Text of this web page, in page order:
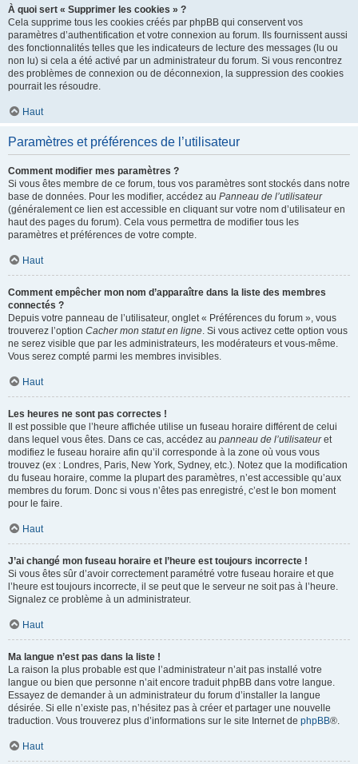
À quoi sert « Supprimer les cookies » ?
Cela supprime tous les cookies créés par phpBB qui conservent vos
paramètres d’authentification et votre connexion au forum. Ils fournissent aussi
des fonctionnalités telles que les indicateurs de lecture des messages (lu ou
non lu) si cela a été activé par un administrateur du forum. Si vous rencontrez
des problèmes de connexion ou de déconnexion, la suppression des cookies
pourrait les résoudre.
Haut
Paramètres et préférences de l’utilisateur
Comment modifier mes paramètres ?
Si vous êtes membre de ce forum, tous vos paramètres sont stockés dans notre
base de données. Pour les modifier, accédez au Panneau de l’utilisateur
(généralement ce lien est accessible en cliquant sur votre nom d’utilisateur en
haut des pages du forum). Cela vous permettra de modifier tous les
paramètres et préférences de votre compte.
Haut
Comment empêcher mon nom d’apparaître dans la liste des membres
connectés ?
Depuis votre panneau de l’utilisateur, onglet « Préférences du forum », vous
trouverez l’option Cacher mon statut en ligne. Si vous activez cette option vous
ne serez visible que par les administrateurs, les modérateurs et vous-même.
Vous serez compté parmi les membres invisibles.
Haut
Les heures ne sont pas correctes !
Il est possible que l’heure affichée utilise un fuseau horaire différent de celui
dans lequel vous êtes. Dans ce cas, accédez au panneau de l’utilisateuret
modifiez le fuseau horaire afin qu’il corresponde à la zone où vous vous
trouvez (ex : Londres, Paris, New York, Sydney, etc.). Notez que la modification
du fuseau horaire, comme la plupart des paramètres, n’est accessible qu’aux
membres du forum. Donc si vous n’êtes pas enregistré, c’est le bon moment
pour le faire.
Haut
J’ai changé mon fuseau horaire et l’heure est toujours incorrecte !
Si vous êtes sûr d’avoir correctement paramétré votre fuseau horaire et que
l’heure est toujours incorrecte, il se peut que le serveur ne soit pas à l’heure.
Signalez ce problème à un administrateur.
Haut
Ma langue n’est pas dans la liste !
La raison la plus probable est que l’administrateur n’ait pas installé votre
langue ou bien que personne n’ait encore traduit phpBB dans votre langue.
Essayez de demander à un administrateur du forum d’installer la langue
désirée. Si elle n’existe pas, n’hésitez pas à créer et partager une nouvelle
traduction. Vous trouverez plus d’informations sur le site Internet de phpBB®.
Haut